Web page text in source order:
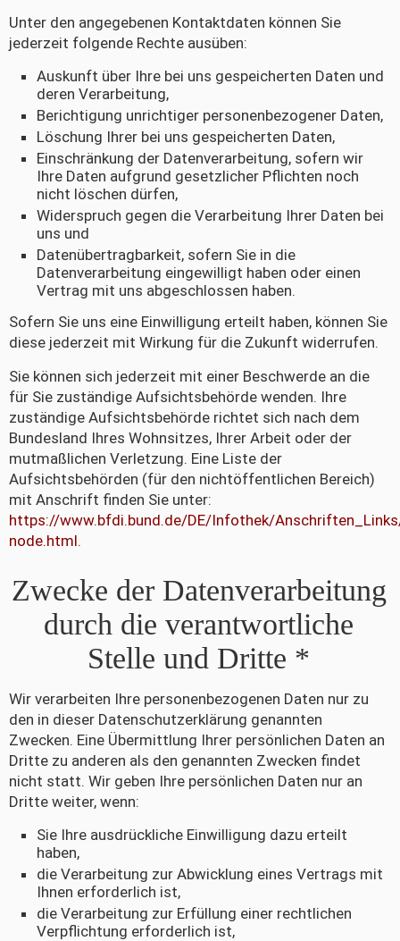
Unter den angegebenen Kontaktdaten können Sie
jederzeit folgende Rechte ausüben:
Auskunft über Ihre bei uns gespeicherten Daten und
deren Verarbeitung,
Berichtigung unrichtiger personenbezogener Daten,
Löschung Ihrer bei uns gespeicherten Daten,
Einschränkung der Datenverarbeitung, sofern wir
Ihre Daten aufgrund gesetzlicher Pflichten noch
nicht löschen dürfen,
Widerspruch gegen die Verarbeitung Ihrer Daten bei
uns und
Datenübertragbarkeit, sofern Sie in die
Datenverarbeitung eingewilligt haben oder einen
Vertrag mit uns abgeschlossen haben.
Sofern Sie uns eine Einwilligung erteilt haben, können Sie
diese jederzeit mit Wirkung für die Zukunft widerrufen.
Sie können sich jederzeit mit einer Beschwerde an die
für Sie zuständige Aufsichtsbehörde wenden. Ihre
zuständige Aufsichtsbehörde richtet sich nach dem
Bundesland Ihres Wohnsitzes, Ihrer Arbeit oder der
mutmaßlichen Verletzung. Eine Liste der
Aufsichtsbehörden (für den nichtöffentlichen Bereich)
mit Anschrift finden Sie unter:
https://www.bfdi.bund.de/DE/Infothek/
node.html.
Zwecke der Datenverarbeitung
durch die verantwortliche
Stelle und Dritte *
Wir verarbeiten Ihre personenbezogenen Daten nur zu
den in dieser Datenschutzerklärung genannten
Zwecken. Eine Übermittlung Ihrer persönlichen Daten an
Dritte zu anderen als den genannten Zwecken findet
nicht statt. Wir geben Ihre persönlichen Daten nur an
Dritte weiter, wenn:
Sie Ihre ausdrückliche Einwilligung dazu erteilt
haben,
die Verarbeitung zur Abwicklung eines Vertrags mit
Ihnen erforderlich ist,
die Verarbeitung zur Erfüllung einer rechtlichen
Verpflichtung erforderlich ist,